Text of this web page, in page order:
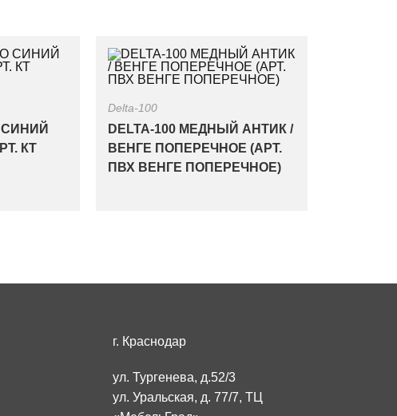
СИНИЙ
КТ
Delta-100
DELTA-100 МЕДНЫЙ АНТИК /
ВЕНГЕ ПОПЕРЕЧНОЕ (АРТ.
ПВХ ВЕНГЕ ПОПЕРЕЧНОЕ)
г. Краснодар
ул. Тургенева, д.52/3
ул. Уральская, д. 77/7, ТЦ